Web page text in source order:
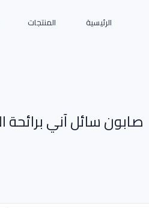
الرئيسية المنتجات
صابون سائل آني برائحة